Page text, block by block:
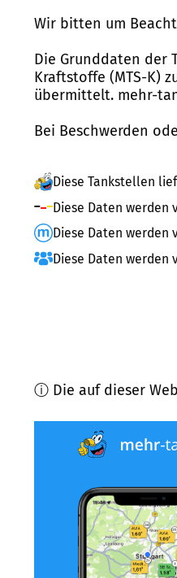
Wir bitten um
Die Grunddaten der
Kraftstoffe (MTS-K)
übermittelt. mehr-
Bei Beschwerden
Diese Tankstellen
Diese Daten
Diese Daten werden
Diese Daten werden
ⓘ Die auf dieser